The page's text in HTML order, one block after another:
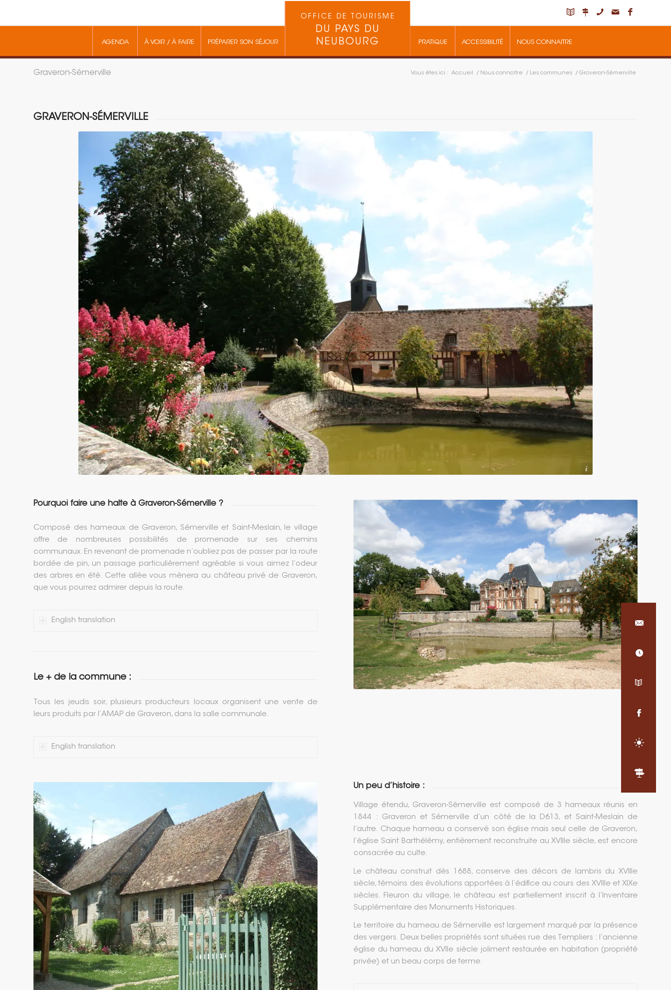
AGENDA À VOIR / À FAIRE PRÉPARER SON SÉJOUR
OFFICE DE TOURISME
DU PAYS DU
NEUBOURG
PRATIQUE ACCESSIBILITÉ NOUS CONNAITRE
Graveron-Sémerville Vous êtes ici : Accueil / Nous connaitre / Les communes / Graveron-Sémerville
GRAVERON-SÉMERVILLE
Pourquoi faire une halte à Graveron-Sémerville ?
Composé des hameaux de Graveron, Sémerville et Saint-Meslain, le village
offre de nombreuses possibilités de promenade sur ses chemins
communaux. En revenant de promenade n’oubliez pas de passer par la route
bordée de pin, un passage particulièrement agréable si vous aimez l’odeur
des arbres en été. Cette allée vous mènera au château privé de Graveron,
que vous pourrez admirer depuis la route.
English translation
Le + de la commune :
Tous les jeudis soir, plusieurs producteurs locaux organisent une vente de
leurs produits par l’AMAP de Graveron, dans la salle communale.
English translation
Pierre Roussel AMSE
Un peu d’histoire :
Village étendu, Graveron-Sémerville est composé de 3 hameaux réunis en
1844 : Graveron et Sémerville d’un côté de la D613, et Saint-Meslain de
l’autre. Chaque hameau a conservé son église mais seul celle de Graveron,
l’église Saint Barthélémy, entièrement reconstruite au XVIIIe siècle, est encore
consacrée au culte.
Le château construit dès 1688, conserve des décors de lambris du XVIIIe
siècle, témoins des évolutions apportées à l’édifice au cours des XVIIIe et XIXe
siècles. Fleuron du village, le château est partiellement inscrit à l’Inventaire
Supplémentaire des Monuments Historiques.
Le territoire du hameau de Sémerville est largement marqué par la présence
des vergers. Deux belles propriétés sont situées rue des Templiers : l’ancienne
église du hameau du XVIIe siècle joliment restaurée en habitation (propriété
privée) et un beau corps de ferme.